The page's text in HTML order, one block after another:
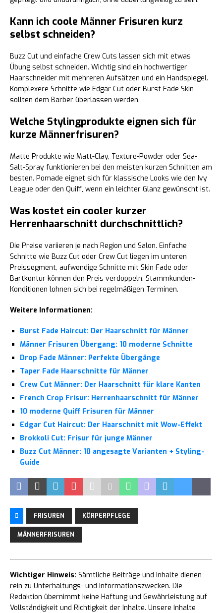
Kann ich coole Männer Frisuren kurz
selbst schneiden?
Buzz Cut und einfache Crew Cuts lassen sich mit etwas
Übung selbst schneiden. Wichtig sind ein hochwertiger
Haarschneider mit mehreren Aufsätzen und ein Handspiegel.
Komplexere Schnitte wie Edgar Cut oder Burst Fade Skin
sollten dem Barber überlassen werden.
Welche Stylingprodukte eignen sich für
kurze Männerfrisuren?
Matte Produkte wie Matt-Clay, Texture-Powder oder Sea-
Salt-Spray funktionieren bei den meisten kurzen Schnitten am
besten. Pomade eignet sich für klassische Looks wie den Ivy
League oder den Quiff, wenn ein leichter Glanz gewünscht ist.
Was kostet ein cooler kurzer
Herrenhaarschnitt durchschnittlich?
Die Preise variieren je nach Region und Salon. Einfache
Schnitte wie Buzz Cut oder Crew Cut liegen im unteren
Preissegment, aufwendige Schnitte mit Skin Fade oder
Bartkontur können den Preis verdoppeln. Stammkunden-
Konditionen lohnen sich bei regelmäßigen Terminen.
Weitere Informationen:
Burst Fade Haircut: Der Haarschnitt für Männer
Männer Frisuren Übergang: 10 moderne Schnitte
Drop Fade Männer: Perfekte Übergänge
Taper Fade Haarschnitte für Männer
Crew Cut Männer: Der Haarschnitt für klare Kanten
French Crop Frisur: Herrenhaarschnitt für Männer
10 moderne Quiff Frisuren für Männer
Edgar Cut Haircut: Der Haarschnitt mit Wow-Effekt
Brokkoli Cut: Frisur für junge Männer
Buzz Cut Männer: 10 angesagte Varianten + Styling-
Guide
FRISUREN KÖRPERPFLEGE
MÄNNERFRISUREN
Wichtiger Hinweis: Sämtliche Beiträge und Inhalte dienen
rein zu Unterhaltungs- und Informationszwecken. Die
Redaktion übernimmt keine Haftung und Gewährleistung auf
Vollständigkeit und Richtigkeit der Inhalte. Unsere Inhalte